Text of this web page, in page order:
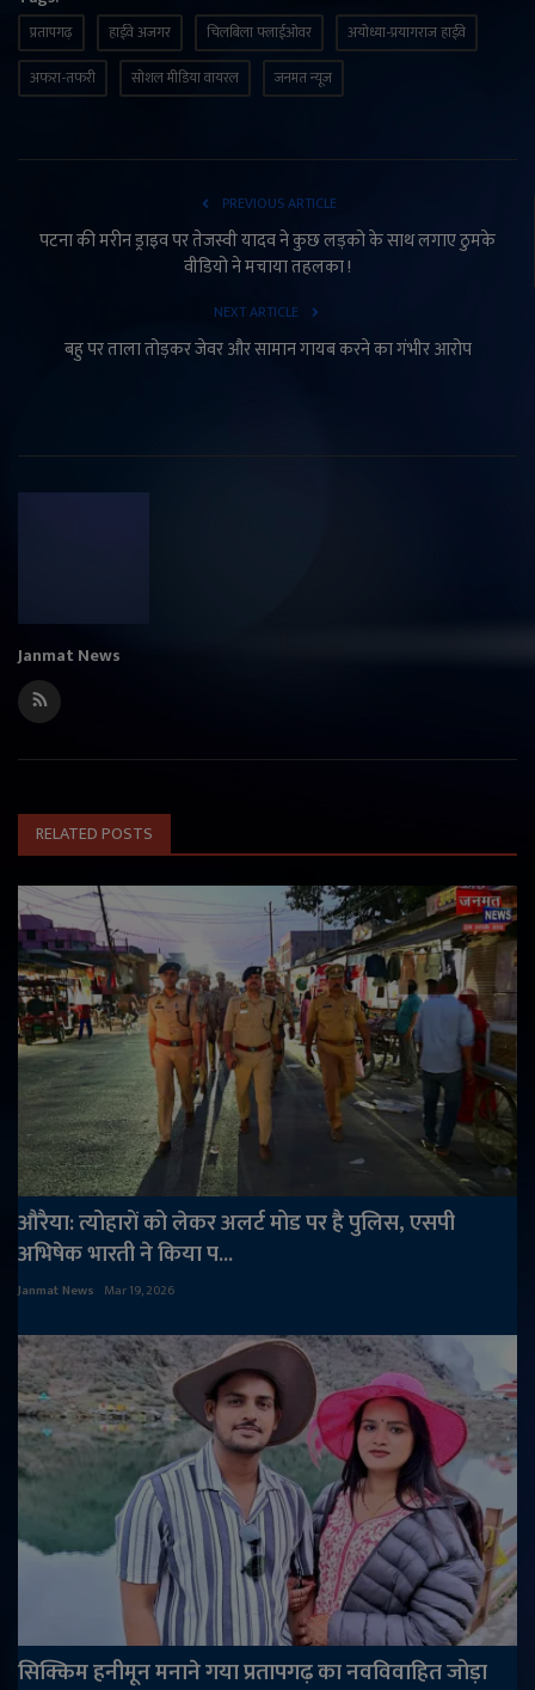
प्रतापगढ़ हाईवे अजगर चिलबिला फ्लाईओवर
अयोध्या-प्रयागराज हाईवे
अफरा-तफरी
सोशल मीडिया वायरल जनमत न्यूज
PREVIOUS ARTICLE
पटना की मरीन ड्राइव पर तेजस्वी यादव ने कुछ लड़को के साथ लगाए ठुमके
वीडियो ने मचाया तहलका !
NEXT ARTICLE
बहु पर ताला तोड़कर जेवर और सामान गायब करने का गंभीर आरोप
Janmat News
RELATED POSTS
औरैया: त्योहारों को लेकर अलर्ट मोड पर है पुलिस, एसपी
अभिषेक भारती ने किया प...
Janmat News Mar 19, 2026
सिक्किम हनीमून मनाने गया प्रतापगढ़ का नवविवाहित जोड़ा